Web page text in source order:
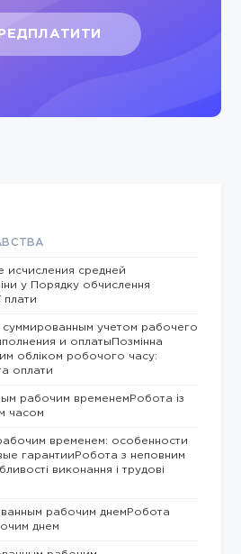
исчисления средней
у Порядку обчислення
плати
учетом рабочего
и оплатыПозмінна
обліком робочого часу:
оплати
рабочим временемРобота із
часом
временем: особенности
гарантииРобота з неповним
виконання і трудові
рабочим днемРобота
днем